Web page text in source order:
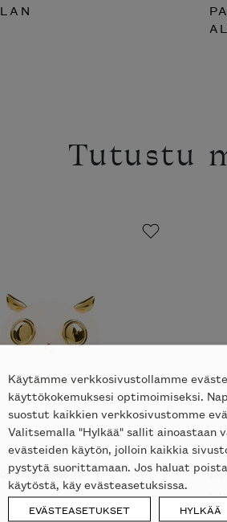
Tutustu
613
Käytämme verkkosivustollamme
käyttökokemuksesi optimoimiseksi.
suostut kaikkien verkkosivustomme
Valitsemalla "Hylkää" sallit ainoastaan
evästeiden käytön, jolloin kaikkia
pystytä suorittamaan. Jos haluat
käytöstä, käy evästeasetuksissa.
EVÄSTEASETUKSET HYLKÄÄ